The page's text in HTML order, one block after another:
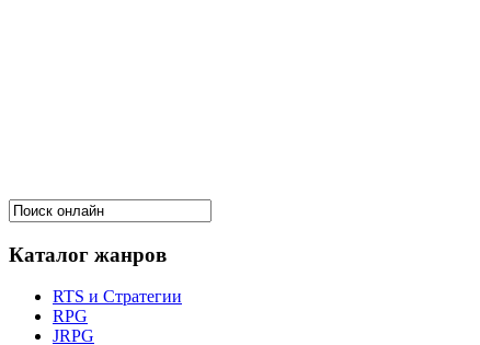
Каталог жанров
RTS и Стратегии
RPG
JRPG